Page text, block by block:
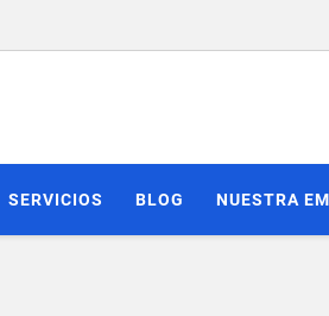
SERVICIOS BLOG NUESTRA